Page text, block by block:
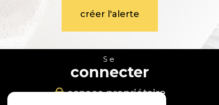
créer l'alerte
Se
connecter
espace propriétaire